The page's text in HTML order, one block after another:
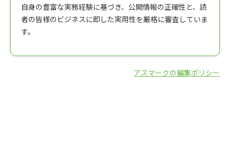
自身の豊富な実務経験に基づき、公開情報の正確性と、読
者の皆様のビジネスに即した実用性を厳格に審査していま
す。
アスマークの編集ポリシー